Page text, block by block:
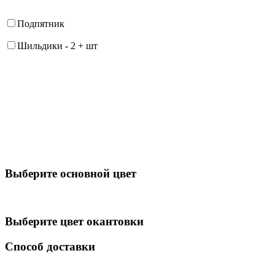
Подпятник
Шильдики - 2 + шт
Выберите oсновной цвет
Выберите цвет окантовки
Способ доставки